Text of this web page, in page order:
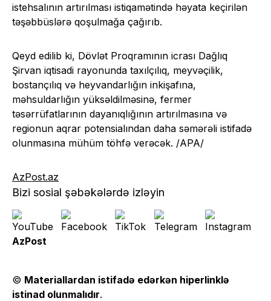
istehsalının artırılması istiqamətində həyata keçirilən
təşəbbüslərə qoşulmağa çağırıb.
Qeyd edilib ki, Dövlət Proqramının icrası Dağlıq
Şirvan iqtisadi rayonunda taxılçılıq, meyvəçilik,
bostançılıq və heyvandarlığın inkişafına,
məhsuldarlığın yüksəldilməsinə, fermer
təsərrüfatlarının dayanıqlığının artırılmasına və
regionun aqrar potensialından daha səmərəli istifadə
olunmasına mühüm töhfə verəcək. /APA/
AzPost.az
Bizi sosial şəbəkələrdə izləyin
AzPost
© Materiallardan istifadə edərkən hiperlinklə
istinad olunmalıdır.